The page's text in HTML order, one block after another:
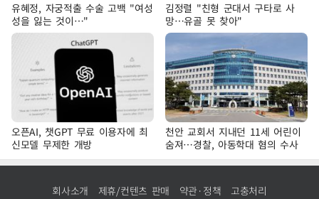
유혜정, 자궁적출 수술 고백 "여성
성을 잃는 것이…"
김정렬 "친형 군대서 구타로 사
망…유골 못 찾아"
오픈AI, 챗GPT 무료 이용자에 최
신모델 무제한 개방
천안 교회서 지내던 11세 어린이
숨져…경찰, 아동학대 혐의 수사
회사소개 제휴/컨텐츠 판매 약관·정책 고충처리